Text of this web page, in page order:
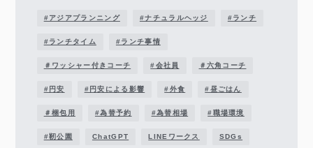
#アジアプランニング #ナチュラルヘッジ #ランチ
#ランチタイム #ランチ事情
＃ワッシャー付きコーチ #会社員 ＃六角コーチ
#円安 #円安による影響 #外食 #昼ごはん
＃梱包用 #為替予約 #為替相場 #職場環境
#靭公園 ChatGPT LINEワークス SDGs